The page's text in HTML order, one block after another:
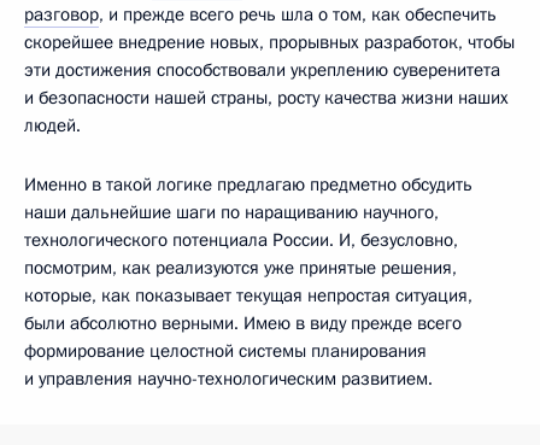
разговор, и прежде всего речь шла о том, как обеспечить
скорейшее внедрение новых, прорывных разработок, чтобы
эти достижения способствовали укреплению суверенитета
и безопасности нашей страны, росту качества жизни наших
людей.
Именно в такой логике предлагаю предметно обсудить
наши дальнейшие шаги по наращиванию научного,
технологического потенциала России. И, безусловно,
посмотрим, как реализуются уже принятые решения,
которые, как показывает текущая непростая ситуация,
были абсолютно верными. Имею в виду прежде всего
формирование целостной системы планирования
и управления научно-технологическим развитием.